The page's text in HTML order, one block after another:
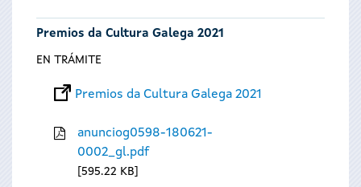
Premios da Cultura Galega 2021
EN TRÁMITE
Premios da Cultura Galega 2021
anunciog0598-180621-
0002_gl.pdf
595.22 KB